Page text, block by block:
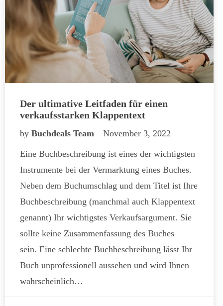
Der ultimative Leitfaden für einen
verkaufsstarken Klappentext
byBuchdeals Team November 3, 2022
Eine Buchbeschreibung ist eines der wichtigsten
Instrumente bei der Vermarktung eines Buches.
Neben dem Buchumschlag und dem Titel ist Ihre
Buchbeschreibung (manchmal auch Klappentext
genannt) Ihr wichtigstes Verkaufsargument. Sie
sollte keine Zusammenfassung des Buches
sein. Eine schlechte Buchbeschreibung lässt Ihr
Buch unprofessionell aussehen und wird Ihnen
wahrscheinlich…